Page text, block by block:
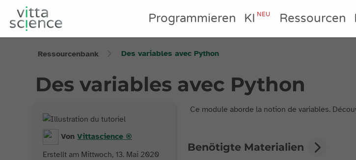
Programmieren KINEU Ressourcen
Ressourcenbank Des variables avec Python
Des variables avec Python
VonVittascience ®
Erstellt am Mittwoch, 13. Mai 2020
Ce module aborde la notion de variables.
Benötigte Materialien